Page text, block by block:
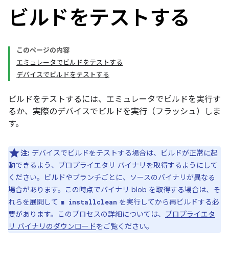
ビルドをテストする
このページの内容
エミュレータでビルドをテストする
デバイスでビルドをテストする
ビルドをテストするには、エミュレータでビルドを実行す
るか、実際のデバイスでビルドを実行（フラッシュ）しま
す。
注: デバイスでビルドをテストする場合は、ビルドが正常に起
動できるよう、プロプライエタリ バイナリを取得するようにして
ください。ビルドやブランチごとに、ソースのバイナリが異なる
場合があります。この時点でバイナリ blob を取得する場合は、そ
れらを展開して m installclean を実行してから再ビルドする必
要があります。このプロセスの詳細については、 プロプライエタ
リ バイナリのダウンロードをご覧ください。